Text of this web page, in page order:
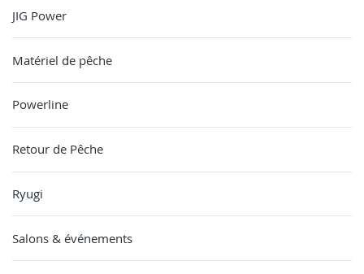
JIG Power
Matériel de pêche
Powerline
Retour de Pêche
Ryugi
Salons & événements